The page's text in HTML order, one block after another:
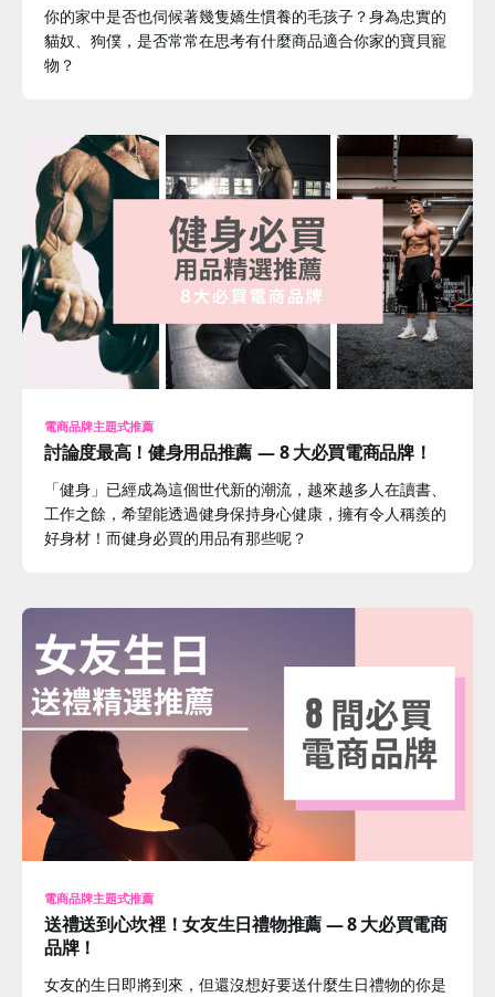
你的家中是否也伺候著幾隻嬌生慣養的毛孩子？身為忠實的
貓奴、狗僕，是否常常在思考有什麼商品適合你家的寶貝寵
物？
電商品牌主題式推薦
討論度最高！健身用品推薦 — 8 大必買電商品牌！
「健身」已經成為這個世代新的潮流，越來越多人在讀書、
工作之餘，希望能透過健身保持身心健康，擁有令人稱羨的
好身材！而健身必買的用品有那些呢？
電商品牌主題式推薦
送禮送到心坎裡！女友生日禮物推薦 — 8 大必買電商
品牌！
女友的生日即將到來，但還沒想好要送什麼生日禮物的你是